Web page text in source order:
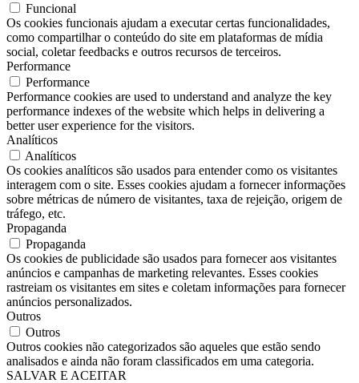
Funcional
Os cookies funcionais ajudam a executar certas funcionalidades,
como compartilhar o conteúdo do site em plataformas de mídia
social, coletar feedbacks e outros recursos de terceiros.
Performance
Performance
Performance cookies are used to understand and analyze the key
performance indexes of the website which helps in delivering a
better user experience for the visitors.
Analíticos
Analíticos
Os cookies analíticos são usados ​​para entender como os visitantes
interagem com o site. Esses cookies ajudam a fornecer informações
sobre métricas de número de visitantes, taxa de rejeição, origem de
tráfego, etc.
Propaganda
Propaganda
Os cookies de publicidade são usados ​​para fornecer aos visitantes
anúncios e campanhas de marketing relevantes. Esses cookies
rastreiam os visitantes em sites e coletam informações para fornecer
anúncios personalizados.
Outros
Outros
Outros cookies não categorizados são aqueles que estão sendo
analisados ​​e ainda não foram classificados em uma categoria.
SALVAR E ACEITAR